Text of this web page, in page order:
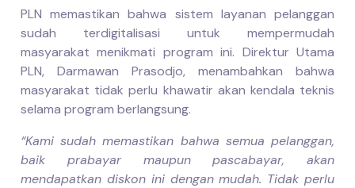
PLN memastikan bahwa sistem layanan pelanggan
sudah terdigitalisasi untuk mempermudah
masyarakat menikmati program ini. Direktur Utama
PLN, Darmawan Prasodjo, menambahkan bahwa
masyarakat tidak perlu khawatir akan kendala teknis
selama program berlangsung.
“Kami sudah memastikan bahwa semua pelanggan,
baik prabayar maupun pascabayar, akan
mendapatkan diskon ini dengan mudah. Tidak perlu